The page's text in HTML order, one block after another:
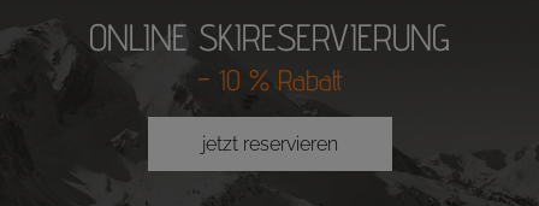
ONLINE SKIRESERVIERUNG
– 10 % Rabatt
jetzt reservieren